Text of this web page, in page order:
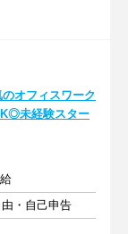
のオフィスワーク
未経験スター
・自己申告